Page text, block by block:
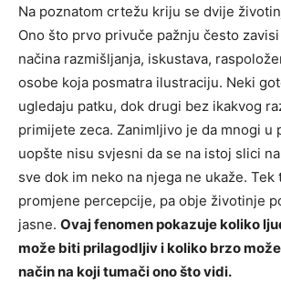
Na poznatom crtežu kriju se dvije
Ono što prvo privuče pažnju često
načina razmišljanja, iskustava,
osobe koja posmatra ilustraciju. Neki
ugledaju patku, dok drugi bez ikakvog
primijete zeca. Zanimljivo je da mnogi u
uopšte nisu svjesni da se na istoj slici
sve dok im neko na njega ne ukaže. Tek
promjene percepcije, pa obje životinje
jasne. Ovaj fenomen pokazuje koliko
može biti prilagodljiv i koliko brzo
način na koji tumači ono što vidi.